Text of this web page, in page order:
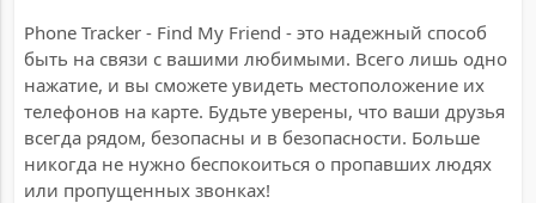
Phone Tracker - Find My Friend - это надежный способ
быть на связи с вашими любимыми. Всего лишь одно
нажатие, и вы сможете увидеть местоположение их
телефонов на карте. Будьте уверены, что ваши друзья
всегда рядом, безопасны и в безопасности. Больше
никогда не нужно беспокоиться о пропавших людях
или пропущенных звонках!